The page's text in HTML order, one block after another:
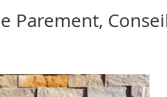
Parement,